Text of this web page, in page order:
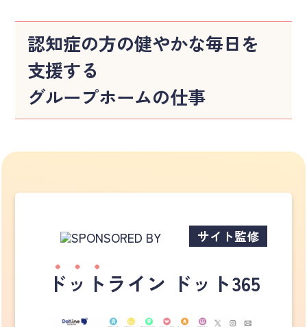
認知症の方の健やかな毎日を
支援する
グループホームの仕事
サイト監修
ドットライン ドット365